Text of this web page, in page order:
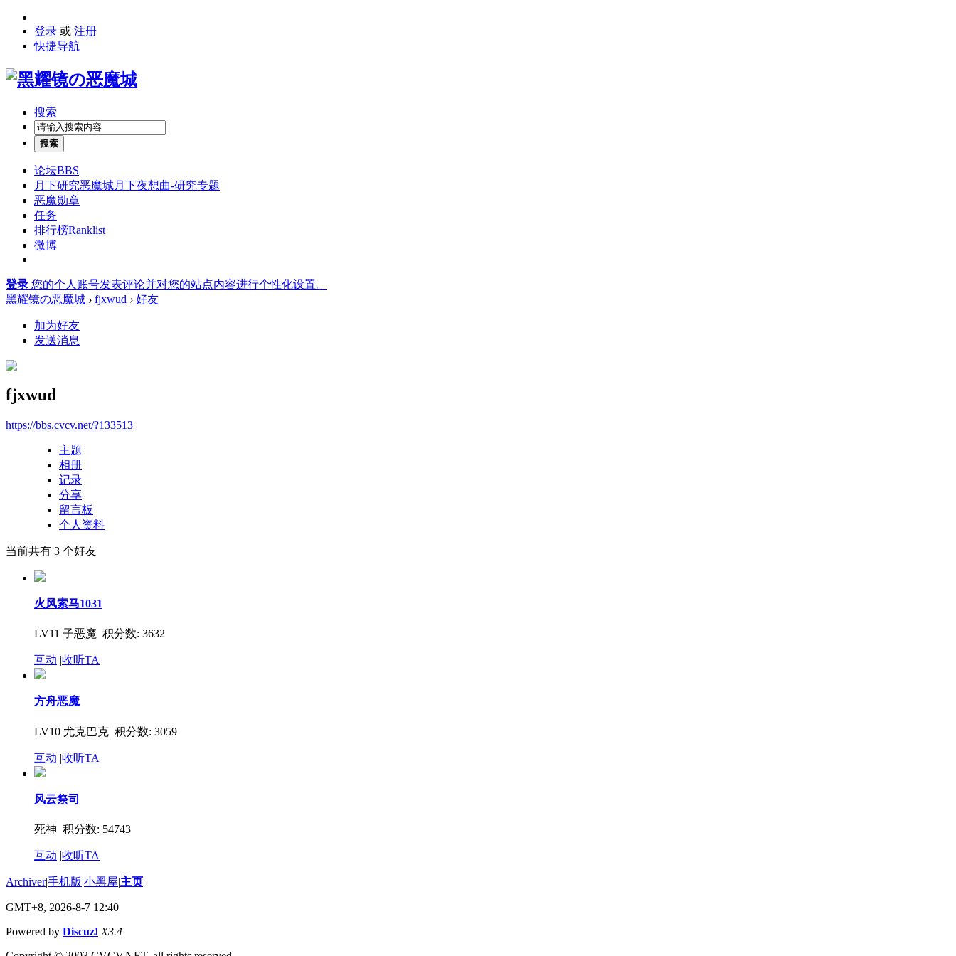
登录 或 注册
快捷导航
搜索
搜索
论坛BBS
月下研究恶魔城月下夜想曲-研究专题
恶魔勋章
任务
排行榜Ranklist
微博
登录 您的个人账号发表评论并对您的站点内容进行个性化设置。
黑耀镜の恶魔城 › fjxwud › 好友
加为好友
发送消息
fjxwud
https://bbs.cvcv.net/?133513
主题
相册
记录
分享
留言板
个人资料
当前共有 3 个好友
火风索马1031
LV11 子恶魔 积分数: 3632
互动 |收听TA
方舟恶魔
LV10 尤克巴克 积分数: 3059
互动 |收听TA
风云祭司
死神 积分数: 54743
互动 |收听TA
Archiver|手机版|小黑屋|主页
GMT+8, 2026-8-7 12:40
Powered by Discuz! X3.4